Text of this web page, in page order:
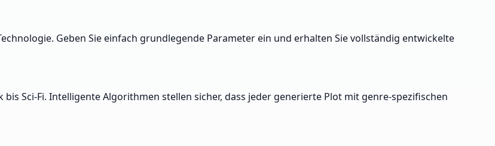
Geben Sie einfach grundlegende Parameter ein und erhalten Sie vollständig entwickelte
Sci-Fi. Intelligente Algorithmen stellen sicher, dass jeder generierte Plot mit genre-spezifischen